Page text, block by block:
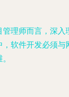
管理师而言，深
软件开发必须